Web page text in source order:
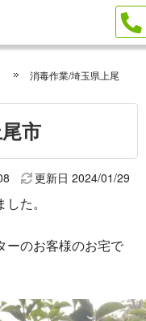
消毒作業/埼玉県上尾
市
更新日 2024/01/29
た。
ーのお客様のお宅で